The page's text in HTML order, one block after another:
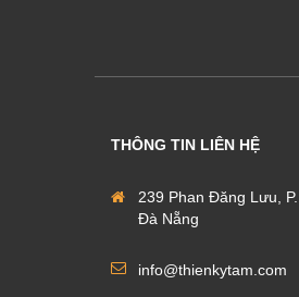
THÔNG TIN LIÊN HỆ
239 Phan Đăng Lưu,
Đà Nẵng
info@thienkytam.com